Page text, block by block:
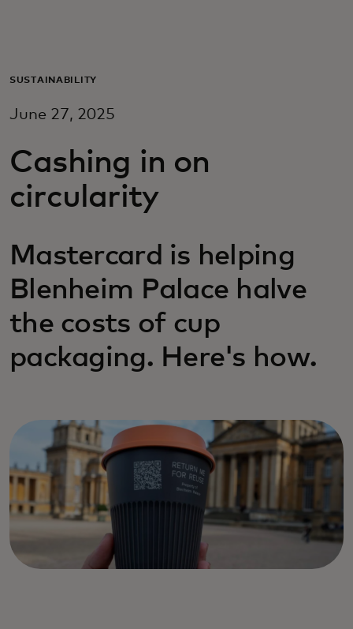
Para empresas
Para innovadores
SUSTAINABILITY
June 27, 2025
Cashing in on
circularity
Mastercard is helping
Blenheim Palace halve
the costs of cup
packaging. Here's how.